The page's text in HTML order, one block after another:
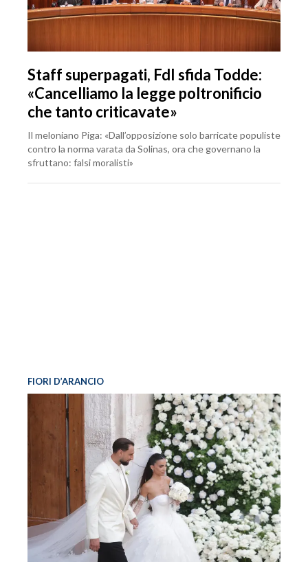
Staff superpagati, FdI sfida Todde:
«Cancelliamo la legge poltronificio
che tanto criticavate»
Il meloniano Piga: «Dall’opposizione solo barricate populiste
contro la norma varata da Solinas, ora che governano la
sfruttano: falsi moralisti»
FIORI D’ARANCIO